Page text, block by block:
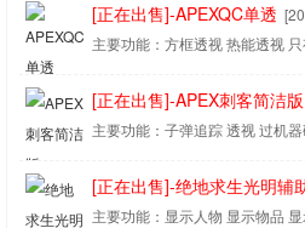
[正在出售]-APEXQC单透
主要功能：方框透视 热能透视
[正在出售]-APEX刺客简洁版
主要功能：子弹追踪 透视 过机
[正在出售]-绝地求生光明辅
主要功能：显示人物 显示物品